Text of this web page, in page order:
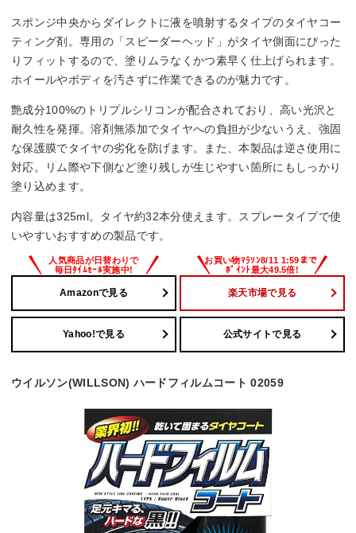
スポンジ中央からダイレクトに液を噴射するタイプのタイヤコー
ティング剤。専用の「スピーダーヘッド」がタイヤ側面にぴった
りフィットするので、塗りムラなくかつ素早く仕上げられます。
ホイールやボディを汚さずに作業できるのが魅力です。
艶成分100%のトリプルシリコンが配合されており、高い光沢と
耐久性を発揮。溶剤無添加でタイヤへの負担が少ないうえ、強固
な保護膜でタイヤの劣化を防げます。また、本製品は逆さ使用に
対応。リム際や下側など塗り残しが生じやすい箇所にもしっかり
塗り込めます。
内容量は325ml。タイヤ約32本分使えます。スプレータイプで使
いやすいおすすめの製品です。
Amazonで見る 楽天市場で見る
Yahoo!で見る 公式サイトで見る
ウイルソン(WILLSON) ハードフィルムコート 02059